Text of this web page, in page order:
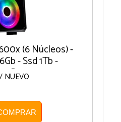
(6 Núcleos) -
- Ssd 1Tb -
Pro
NUEVO